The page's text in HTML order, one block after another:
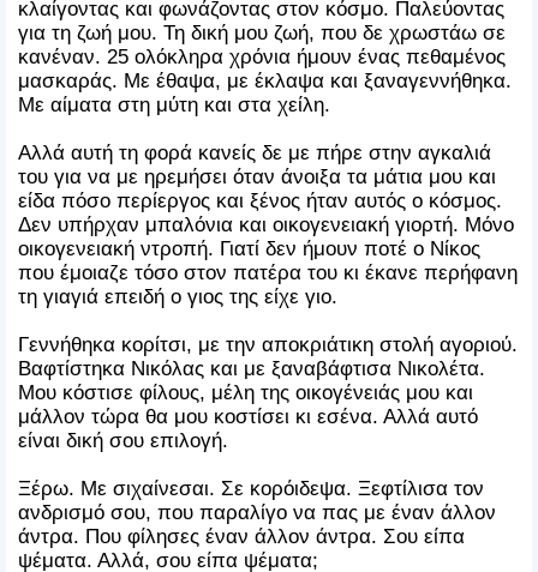
κλαίγοντας και φωνάζοντας στον κόσμο. Παλεύοντας
για τη ζωή μου. Τη δική μου ζωή, που δε χρωστάω σε
κανέναν. 25 ολόκληρα χρόνια ήμουν ένας πεθαμένος
μασκαράς. Με έθαψα, με έκλαψα και ξαναγεννήθηκα.
Με αίματα στη μύτη και στα χείλη.
Αλλά αυτή τη φορά κανείς δε με πήρε στην αγκαλιά
του για να με ηρεμήσει όταν άνοιξα τα μάτια μου και
είδα πόσο περίεργος και ξένος ήταν αυτός ο κόσμος.
Δεν υπήρχαν μπαλόνια και οικογενειακή γιορτή. Μόνο
οικογενειακή ντροπή. Γιατί δεν ήμουν ποτέ ο Νίκος
που έμοιαζε τόσο στον πατέρα του κι έκανε περήφανη
τη γιαγιά επειδή ο γιος της είχε γιο.
Γεννήθηκα κορίτσι, με την αποκριάτικη στολή αγοριού.
Βαφτίστηκα Νικόλας και με ξαναβάφτισα Νικολέτα.
Μου κόστισε φίλους, μέλη της οικογένειάς μου και
μάλλον τώρα θα μου κοστίσει κι εσένα. Αλλά αυτό
είναι δική σου επιλογή.
Ξέρω. Με σιχαίνεσαι. Σε κορόιδεψα. Ξεφτίλισα τον
ανδρισμό σου, που παραλίγο να πας με έναν άλλον
άντρα. Που φίλησες έναν άλλον άντρα. Σου είπα
ψέματα. Αλλά, σου είπα ψέματα;